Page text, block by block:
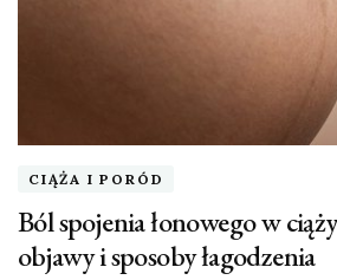
CIĄŻA I PORÓD
Ból spojenia łonowego w
objawy i sposoby łagodzenia